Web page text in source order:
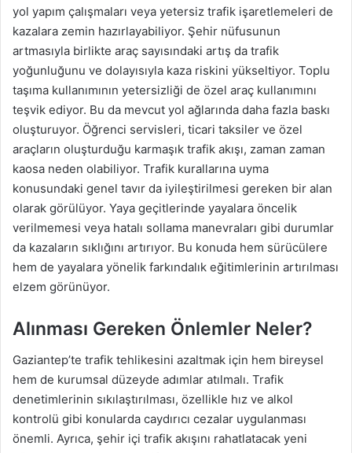
yol yapım çalışmaları veya yetersiz trafik işaretlemeleri de
kazalara zemin hazırlayabiliyor. Şehir nüfusunun
artmasıyla birlikte araç sayısındaki artış da trafik
yoğunluğunu ve dolayısıyla kaza riskini yükseltiyor. Toplu
taşıma kullanımının yetersizliği de özel araç kullanımını
teşvik ediyor. Bu da mevcut yol ağlarında daha fazla baskı
oluşturuyor. Öğrenci servisleri, ticari taksiler ve özel
araçların oluşturduğu karmaşık trafik akışı, zaman zaman
kaosa neden olabiliyor. Trafik kurallarına uyma
konusundaki genel tavır da iyileştirilmesi gereken bir alan
olarak görülüyor. Yaya geçitlerinde yayalara öncelik
verilmemesi veya hatalı sollama manevraları gibi durumlar
da kazaların sıklığını artırıyor. Bu konuda hem sürücülere
hem de yayalara yönelik farkındalık eğitimlerinin artırılması
elzem görünüyor.
Alınması Gereken Önlemler Neler?
Gaziantep’te trafik tehlikesini azaltmak için hem bireysel
hem de kurumsal düzeyde adımlar atılmalı. Trafik
denetimlerinin sıkılaştırılması, özellikle hız ve alkol
kontrolü gibi konularda caydırıcı cezalar uygulanması
önemli. Ayrıca, şehir içi trafik akışını rahatlatacak yeni